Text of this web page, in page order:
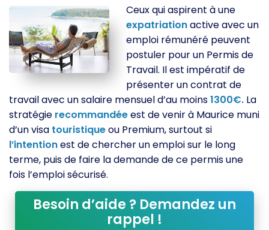
Ceux qui aspirent à une
expatriationactive avec un
emploi rémunéré peuvent
postuler pour un Permis de
Travail. Il est impératif de
présenter un contrat de
travail avec un salaire mensuel d’au moins1300€. La
stratégie recommandéeest de venir à Maurice muni
d’un visa touristiqueou Premium, surtout si
l’intentionest de chercher un emploi sur le long
terme, puis de faire la demande de ce permis une
fois l’emploi sécurisé.
Besoin d’aide ? Demandez un
rappel !